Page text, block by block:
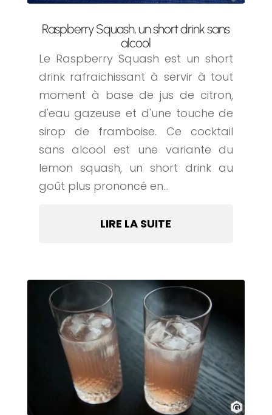
Raspberry Squash, un short drink sans
alcool
Le Raspberry Squash est un short
drink rafraichissant à servir à tout
moment à base de jus de citron,
d'eau gazeuse et d'une touche de
sirop de framboise. Ce cocktail
sans alcool est une variante du
lemon squash, un short drink au
goût plus prononcé en...
LIRE LA SUITE